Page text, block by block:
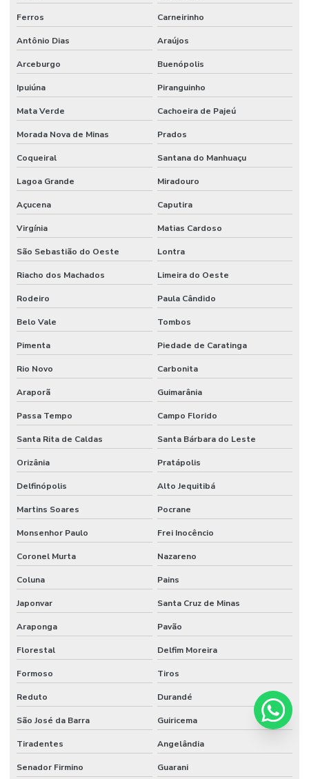
Ferros Carneirinho
Antônio Dias Araújos
Arceburgo Buenópolis
Ipuiúna Piranguinho
Mata Verde Cachoeira de Pajeú
Morada Nova de Minas Prados
Coqueiral Santana do Manhuaçu
Lagoa Grande Miradouro
Açucena Caputira
Virgínia Matias Cardoso
São Sebastião do Oeste Lontra
Riacho dos Machados Limeira do Oeste
Rodeiro Paula Cândido
Belo Vale Tombos
Pimenta Piedade de Caratinga
Rio Novo Carbonita
Araporã Guimarânia
Passa Tempo Campo Florido
Santa Rita de Caldas Santa Bárbara do Leste
Orizânia Pratápolis
Delfinópolis Alto Jequitibá
Martins Soares Pocrane
Monsenhor Paulo Frei Inocêncio
Coronel Murta Nazareno
Coluna Pains
Japonvar Santa Cruz de Minas
Araponga Pavão
Florestal Delfim Moreira
Formoso Tiros
Reduto Durandé
São José da Barra Guiricema
Tiradentes Angelândia
Senador Firmino Guarani